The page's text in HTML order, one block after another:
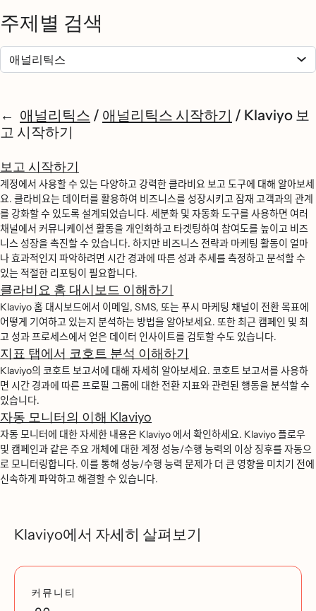
주제별 검색
애널리틱스 / 애널리틱스 시작하기 / Klaviyo 보
고 시작하기
보고 시작하기
계정에서 사용할 수 있는 다양하고 강력한 클라비요 보고 도구에 대해 알아보세
요. 클라비요는 데이터를 활용하여 비즈니스를 성장시키고 잠재 고객과의 관계
를 강화할 수 있도록 설계되었습니다. 세분화 및 자동화 도구를 사용하면 여러
채널에서 커뮤니케이션 활동을 개인화하고 타겟팅하여 참여도를 높이고 비즈
니스 성장을 촉진할 수 있습니다. 하지만 비즈니스 전략과 마케팅 활동이 얼마
나 효과적인지 파악하려면 시간 경과에 따른 성과 추세를 측정하고 분석할 수
있는 적절한 리포팅이 필요합니다.
클라비요 홈 대시보드 이해하기
Klaviyo 홈 대시보드에서 이메일, SMS, 또는 푸시 마케팅 채널이 전환 목표에
어떻게 기여하고 있는지 분석하는 방법을 알아보세요. 또한 최근 캠페인 및 최
고 성과 프로세스에서 얻은 데이터 인사이트를 검토할 수도 있습니다.
지표 탭에서 코호트 분석 이해하기
Klaviyo의 코호트 보고서에 대해 자세히 알아보세요. 코호트 보고서를 사용하
면 시간 경과에 따른 프로필 그룹에 대한 전환 지표와 관련된 행동을 분석할 수
있습니다.
자동 모니터의 이해 Klaviyo
자동 모니터에 대한 자세한 내용은 Klaviyo 에서 확인하세요. Klaviyo 플로우
및 캠페인과 같은 주요 개체에 대한 계정 성능/수행 능력의 이상 징후를 자동으
로 모니터링합니다. 이를 통해 성능/수행 능력 문제가 더 큰 영향을 미치기 전에
신속하게 파악하고 해결할 수 있습니다.
Klaviyo에서 자세히 살펴보기
커뮤니티